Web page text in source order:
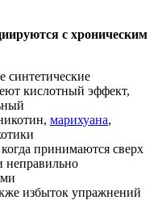
с хроническим
синтетические
кислотный эффект,
марихуана,
принимаются сверх
неправильно
избыток упражнений